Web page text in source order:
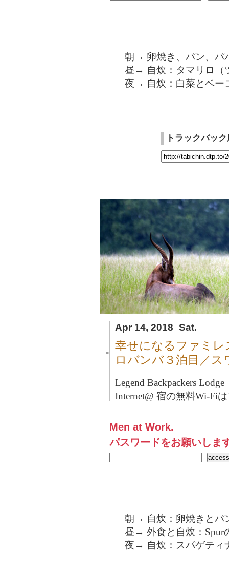
朝→ 卵焼き、パン、パ
昼→ 自炊：タマリロ（
夜→ 自炊：白菜とベー
トラックバッ
Apr 14, 2018_Sat.
■
幸せになるファミレ
ロバンバ３泊目／ス
Legend Backpackers
Internet@ 宿の無料Wi-Fi
Men at Work.
パスワードをお願いしま
朝→ 自炊：卵焼きとパ
昼→ 外食と自炊：Spur
夜→ 自炊：スパゲティ